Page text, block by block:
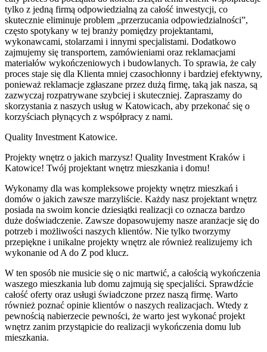
tylko z jedną firmą odpowiedzialną za całość inwestycji, co
skutecznie eliminuje problem „przerzucania odpowiedzialności”,
często spotykany w tej branży pomiędzy projektantami,
wykonawcami, stolarzami i innymi specjalistami. Dodatkowo
zajmujemy się transportem, zamówieniami oraz reklamacjami
materiałów wykończeniowych i budowlanych. To sprawia, że cały
proces staje się dla Klienta mniej czasochłonny i bardziej efektywny,
ponieważ reklamacje zgłaszane przez dużą firmę, taką jak nasza, są
zazwyczaj rozpatrywane szybciej i skuteczniej. Zapraszamy do
skorzystania z naszych usług w Katowicach, aby przekonać się o
korzyściach płynących z współpracy z nami.
Quality Investment Katowice.
Projekty wnętrz o jakich marzysz! Quality Investment Kraków i
Katowice! Twój projektant wnętrz mieszkania i domu!
Wykonamy dla was kompleksowe projekty wnętrz mieszkań i
domów o jakich zawsze marzyliście. Każdy nasz projektant wnętrz
posiada na swoim koncie dziesiątki realizacji co oznacza bardzo
duże doświadczenie. Zawsze dopasowujemy nasze aranżacje się do
potrzeb i możliwości naszych klientów. Nie tylko tworzymy
przepiękne i unikalne projekty wnętrz ale również realizujemy ich
wykonanie od A do Z pod klucz.
W ten sposób nie musicie się o nic martwić, a całością wykończenia
waszego mieszkania lub domu zajmują się specjaliści. Sprawdźcie
całość oferty oraz usługi świadczone przez naszą firmę. Warto
również poznać opinie klientów o naszych realizacjach. Wtedy z
pewnością nabierzecie pewności, że warto jest wykonać projekt
wnętrz zanim przystąpicie do realizacji wykończenia domu lub
mieszkania.